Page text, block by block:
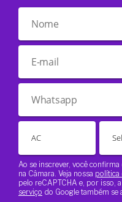
Ao se inscrever, você
na Câmara. Veja nossa política
pelo reCAPTCHA e, por isso, a
serviço do Google também se